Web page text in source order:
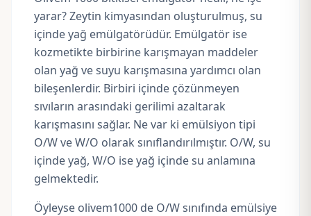
yarar? Zeytin kimyasından oluşturulmuş, su
içinde yağ emülgatörüdür. Emülgatör ise
kozmetikte birbirine karışmayan maddeler
olan yağ ve suyu karışmasına yardımcı olan
bileşenlerdir. Birbiri içinde çözünmeyen
sıvıların arasındaki gerilimi azaltarak
karışmasını sağlar. Ne var ki emülsiyon tipi
O/W ve W/O olarak sınıflandırılmıştır. O/W, su
içinde yağ, W/O ise yağ içinde su anlamına
gelmektedir.
Öyleyse olivem1000 de O/W sınıfında emülsiye